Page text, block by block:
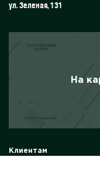
ул. Зеленая, 131
На
Клиентам